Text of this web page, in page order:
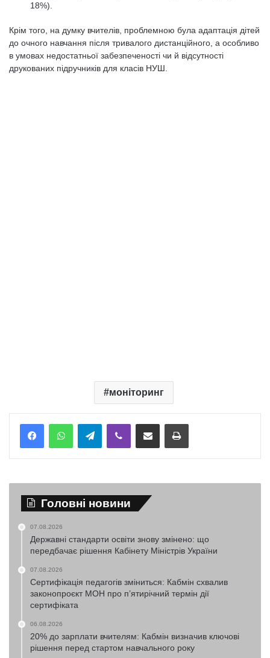
18%).
Крім того, на думку вчителів, проблемною була адаптація дітей
до очного навчання після тривалого дистанційного, а особливо
в умовах недостатньої забезпеченості чи й відсутності
друкованих підручників для класів НУШ.
моніторинг
TelegramViber Надіслати електронною поштоюНадрукувати
Головні новини
07.08.2026
Державні стандарти освіти знову змінено: що
передбачає рішення Кабінету Міністрів України
07.08.2026
Сертифікація педагогів зміниться: Кабмін схвалив
законопроєкт МОН про п’ятирічний термін дії
сертифіката
06.08.2026
20% до зарплати вчителям: Кабмін визначив ключові
рішення перед стартом навчального року